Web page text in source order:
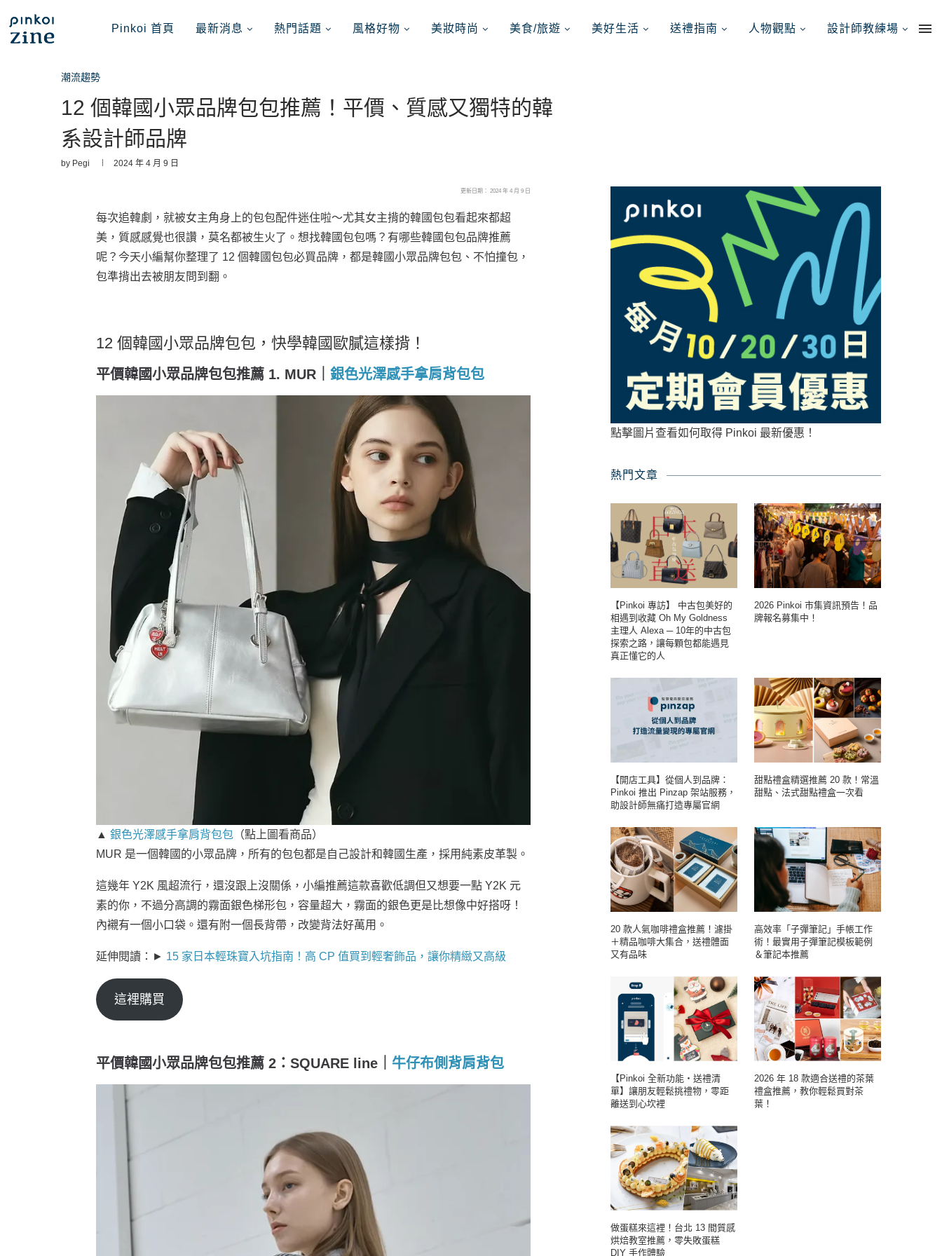
Pinkoi 首頁 最新消息 熱門話題 風格好物 美妝時尚 美食/旅遊 美好生活 送禮指南 人物觀點 設計師教練場
潮流趨勢
12 個韓國小眾品牌包包推薦！平價、質感又獨特的韓
系設計師品牌
by Pegi 2024 年 4 月 9 日
更新日期： 2024 年 4 月 9 日
每次追韓劇，就被女主角身上的包包配件迷住啦～尤其女主揹的韓國包包看起來都超
美，質感感覺也很讚，莫名都被生火了。想找韓國包包嗎？有哪些韓國包包品牌推薦
呢？今天小編幫你整理了 12 個韓國包包必買品牌，都是韓國小眾品牌包包、不怕撞包，
包準揹出去被朋友問到翻。
12 個韓國小眾品牌包包，快學韓國歐膩這樣揹！
平價韓國小眾品牌包包推薦 1. MUR｜ 銀色光澤感手拿肩背包包
▲ 銀色光澤感手拿肩背包包 （點上圖看商品）
MUR 是一個韓國的小眾品牌，所有的包包都是自己設計和韓國生產，採用純素皮革製。
這幾年 Y2K 風超流行，還沒跟上沒關係，小編推薦這款喜歡低調但又想要一點 Y2K 元
素的你，不過分高調的霧面銀色梯形包，容量超大，霧面的銀色更是比想像中好搭呀！
內襯有一個小口袋。還有附一個長背帶，改變背法好萬用。
延伸閱讀：► 15 家日本輕珠寶入坑指南！高 CP 值買到輕奢飾品，讓你精緻又高級
這裡購買
平價韓國小眾品牌包包推薦 2：SQUARE line｜ 牛仔布側背肩背包
點擊圖片查看如何取得 Pinkoi 最新優惠！
熱門文章
【Pinkoi 專訪】 中古包美好的
相遇到收藏 Oh My Goldness
主理人 Alexa ─ 10年的中古包
探索之路，讓每顆包都能遇見
真正懂它的人
2026 Pinkoi 市集資訊預告！品
牌報名募集中！
【開店工具】從個人到品牌：
Pinkoi 推出 Pinzap 架站服務，
助設計師無痛打造專屬官網
甜點禮盒精選推薦 20 款！常溫
甜點、法式甜點禮盒一次看
20 款人氣咖啡禮盒推薦！濾掛
＋精品咖啡大集合，送禮體面
又有品味
高效率「子彈筆記」手帳工作
術！最實用子彈筆記模板範例
＆筆記本推薦
【Pinkoi 全新功能・送禮清
單】讓朋友輕鬆挑禮物，零距
離送到心坎裡
2026 年 18 款適合送禮的茶葉
禮盒推薦，教你輕鬆買對茶
葉！
做蛋糕來這裡！台北 13 間質感
烘焙教室推薦，零失敗蛋糕
DIY 手作體驗